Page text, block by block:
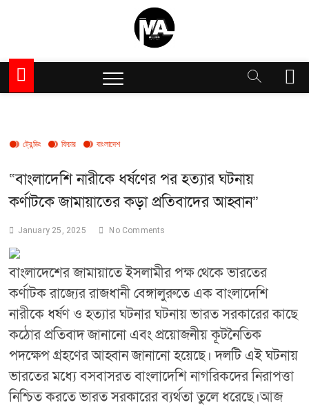
Million Articles
M
e
ট্রেন্ডিং ফিচার বাংলাদেশ
“বাংলাদেশি নারীকে ধর্ষণের পর হত্যার ঘটনায়
কর্ণাটকে জামায়াতের কড়া প্রতিবাদের আহ্বান”
January 25, 2025 No Comments
বাংলাদেশের জামায়াতে ইসলামীর পক্ষ থেকে ভারতের
কর্ণাটক রাজ্যের রাজধানী বেঙ্গালুরুতে এক বাংলাদেশি
নারীকে ধর্ষণ ও হত্যার ঘটনার ঘটনায় ভারত সরকারের কাছে
কঠোর প্রতিবাদ জানানো এবং প্রয়োজনীয় কূটনৈতিক
পদক্ষেপ গ্রহণের আহ্বান জানানো হয়েছে। দলটি এই ঘটনায়
ভারতের মধ্যে বসবাসরত বাংলাদেশি নাগরিকদের নিরাপত্তা
নিশ্চিত করতে ভারত সরকারের ব্যর্থতা তুলে ধরেছে।আজ